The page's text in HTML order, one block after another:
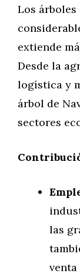
Los árboles
extiende
Desde la
logística y
árbol de
sectores
las